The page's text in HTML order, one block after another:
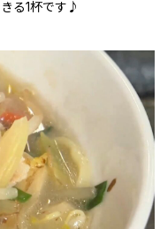
る1杯です♪